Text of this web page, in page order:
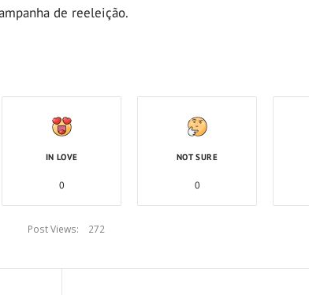
de reeleição.
Post Views: 272
IN LOVE
0
NOT SURE
0